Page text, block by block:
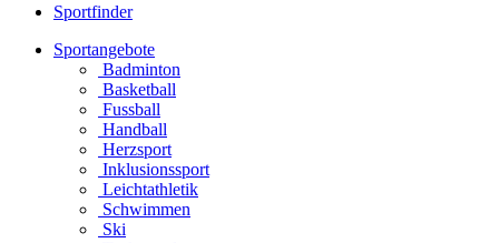
Sportfinder
Sportangebote
Badminton
Basketball
Fussball
Handball
Herzsport
Inklusionssport
Leichtathletik
Schwimmen
Ski